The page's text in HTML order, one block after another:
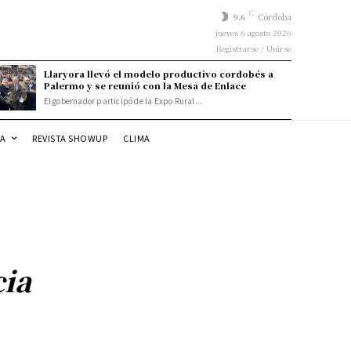
9.6 C Córdoba
jueves 6 agosto 2026
Registrarse / Unirse
Llaryora llevó el modelo productivo cordobés a
Palermo y se reunió con la Mesa de Enlace
El gobernador participó de la Expo Rural...
REVISTA SHOWUP CLIMA